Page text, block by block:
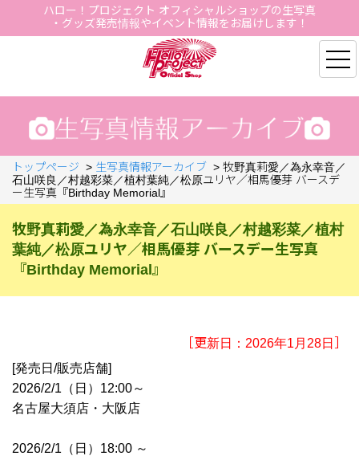
ハロー！プロジェクト オフィシャルショップの生写真
・グッズ発売情報やイベント情報をお届けします！
Hello Project Official
トップページ > 生写真情報アーカイブ > 牧野真莉愛／為永幸音／
石山咲良／村越彩菜／植村葉純／松原ユリヤ／相馬優芽 バースデ
ー生写真『Birthday Memorial』
牧野真莉愛／為永幸音／石山咲良／村越彩菜／植村
葉純／松原ユリヤ／相馬優芽 バースデー生写真
『Birthday Memorial』
［更新日：2026年1月28日］
[発売日/販売店舗]
2026/2/1（日）12:00～
名古屋大須店・大阪店
2026/2/1（日）18:00 ～